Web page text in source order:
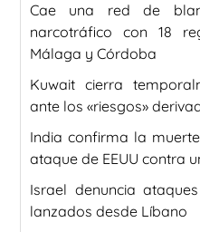
Cae una red de
narcotráfico con 18
Málaga y Córdoba
Kuwait cierra
ante los «riesgos»
India confirma la
ataque de EEUU contra
Israel denuncia
lanzados desde Líbano